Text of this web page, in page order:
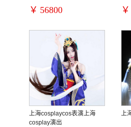
￥ 56800 ￥
上海cosplaycos表演上海
cosplay演出
上